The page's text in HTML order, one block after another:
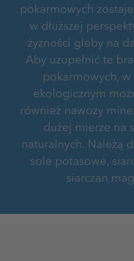
pokarmowych
w dłuższej
żyzności gleby na
Aby uzupełnić te
pokarmowych,
ekologicznym
również nawozy
dużej mierze na
naturalnych. Należą
sole potasowe,
siarczan